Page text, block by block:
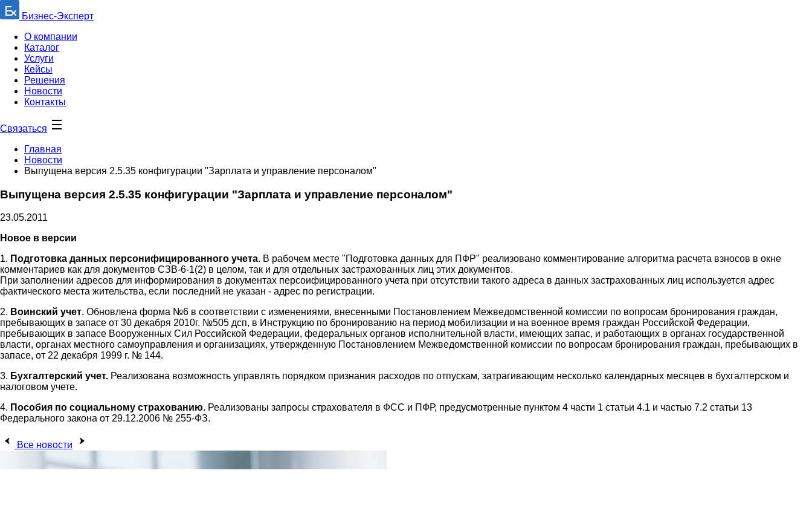
Бизнес-Эксперт
О компании
Каталог
Услуги
Кейсы
Решения
Новости
Контакты
Связаться
Главная
Новости
Выпущена версия 2.5.35 конфигурации "Зарплата и управление персоналом"
Выпущена версия 2.5.35 конфигурации "Зарплата и управление персоналом"
23.05.2011
Новое в версии
1. Подготовка данных персонифицированного учета. В рабочем месте "Подготовка данных для ПФР" реализовано комментирование алгоритма расчета взносов в окне
комментариев как для документов СЗВ-6-1(2) в целом, так и для отдельных застрахованных лиц этих документов.
При заполнении адресов для информирования в документах персоифицированного учета при отсутствии такого адреса в данных застрахованных лиц используется адрес
фактического места жительства, если последний не указан - адрес по регистрации.
2. Воинский учет. Обновлена форма №6 в соответствии с изменениями, внесенными Постановлением Межведомственной комиссии по вопросам бронирования граждан,
пребывающих в запасе от 30 декабря 2010г. №505 дсп, в Инструкцию по бронированию на период мобилизации и на военное время граждан Российской Федерации,
пребывающих в запасе Вооруженных Сил Российской Федерации, федеральных органов исполнительной власти, имеющих запас, и работающих в органах государственной
власти, органах местного самоуправления и организациях, утвержденную Постановлением Межведомственной комиссии по вопросам бронирования граждан, пребывающих в
запасе, от 22 декабря 1999 г. № 144.
3. Бухгалтерский учет. Реализована возможность управлять порядком признания расходов по отпускам, затрагивающим несколько календарных месяцев в бухгалтерском и
налоговом учете.
4. Пособия по социальному страхованию. Реализованы запросы страхователя в ФСС и ПФР, предусмотренные пунктом 4 части 1 статьи 4.1 и частью 7.2 статьи 13
Федерального закона от 29.12.2006 № 255-ФЗ.
Все новости